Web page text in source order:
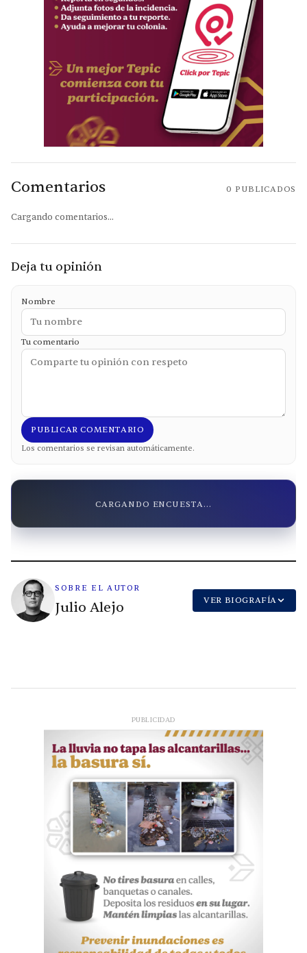
Comentarios 0 PUBLICADOS
Cargando comentarios...
Deja tu opinión
Nombre
Tu comentario
PUBLICAR COMENTARIO
Los comentarios se revisan automáticamente.
CARGANDO ENCUESTA...
SOBRE EL AUTOR
Julio Alejo VER BIOGRAFÍA
PUBLICIDAD